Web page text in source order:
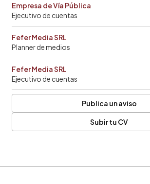
Empresa de Vía Pública
Ejecutivo de cuentas
Fefer Media SRL
Planner de medios
Fefer Media SRL
Ejecutivo de cuentas
Publica un aviso
Subir tu CV